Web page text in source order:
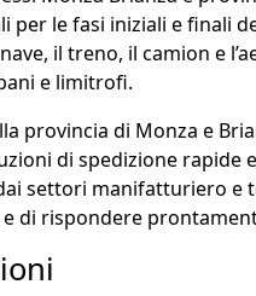
per le fasi iniziali e finali
il treno, il camion e
e limitrofi.
provincia di Monza e
di spedizione rapide
settori manifatturiero
di rispondere